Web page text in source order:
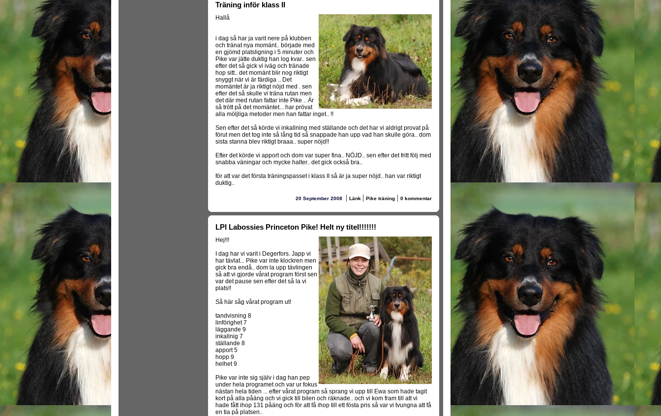
Träning inför klass II
Hallå
i dag så har ja varit nere på klubben
och tränat nya momänt.. började med
en gjömd platsligning i 5 minuter och
Pike var jätte duktig han log kvar.. sen
efter det så gick vi iväg och tränade
hop sitt.. det momänt blir nog riktigt
snyggt när vi är färdiga .. Det
momäntet är ja riktigt nöjd med . sen
efter det så skulle vi träna rutan men
det där med rutan fattar inte Pike .. Är
så trött på det momäntet... har prövat
alla möljliga metoder men han fattar inget.. !!
Sen efter det så körde vi inkallning med ställande och det har vi aldrigt provat på
förut men det tog inte så lång tid så snappade han upp vad han skulle göra.. dom
sista stanna blev riktigt braaa.. super nöjd!!
Efter det körde vi apport och dom var super fina.. NÖJD.. sen efter det fritt följ med
snabba väningar och mycke halter.. det gick också bra..
för att var det första träningspasset i klass II så är ja super nöjd.. han var riktigt
duktig..
20 September 2008 | Länk | Pike träning | 0 kommentar
LPI Labossies Princeton Pike! Helt ny titel!!!!!!!
Hej!!!
I dag har vi varit i Degerfors. Japp vi
har tävlat... Pike var inte klockren men
gick bra endå.. dom la upp tävlingen
så att vi gjorde vårat program först sen
var det pause sen efter det så la vi
plats!!
Så här såg vårat program ut!
tandvisning 8
linförighet 7
läggande 9
inkallnig 7
ställande 8
apport 5
hopp 9
helhet 9
Pike var inte sig själv i dag han pep
under hela programet och var ur fokus
nästan hela tiden ... efter vårat program så sprang vi upp till Ewa som hade tagit
kort på alla påäng och vi gick till bilen och räknade.. och vi kom fram till att vi
hade fått ihop 131 påäng och för att få ihop till ett fösta pris så var vi tvungna att få
en tia på platsen..